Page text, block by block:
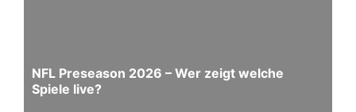
NFL Preseason 2026 – Wer zeigt welche
Spiele live?